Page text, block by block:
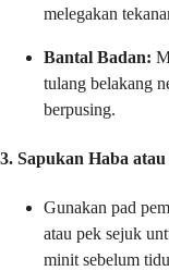
melegakan
Bantal Badan:
tulang belakang
berpusing.
3. Sapukan Haba
Gunakan pad
atau pek sejuk
minit sebelum